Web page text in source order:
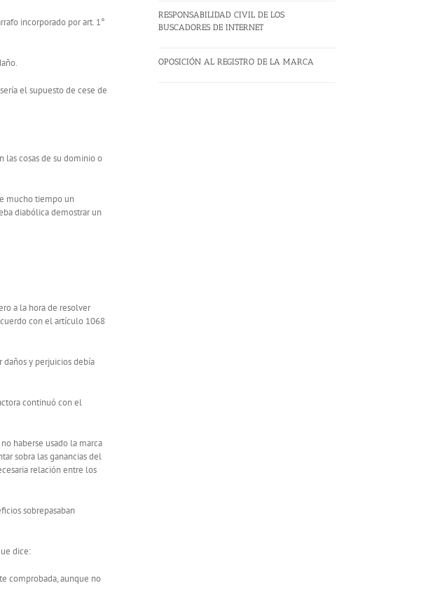
incorporado por art. 1°
el supuesto de cese de
las cosas de su dominio o
mucho tiempo un
diabólica demostrar un
a la hora de resolver
con el artículo 1068
daños y perjuicios debía
continuó con el
haberse usado la marca
sobra las ganancias del
relación entre los
sobrepasaban
dice:
comprobada, aunque no
RESPONSABILIDAD CIVIL DE LOS
BUSCADORES DE INTERNET
OPOSICIÓN AL REGISTRO DE LA MARCA